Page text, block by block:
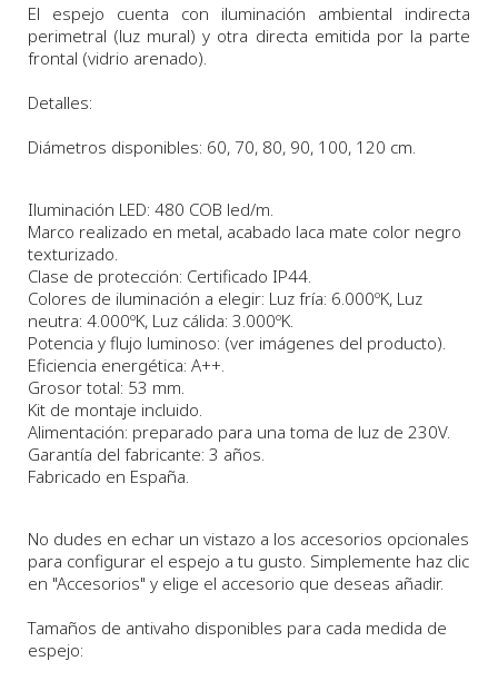
El espejo cuenta con iluminación ambiental indirecta
perimetral (luz mural) y otra directa emitida por la parte
frontal (vidrio arenado).
Detalles:
Diámetros disponibles: 60, 70, 80, 90, 100, 120 cm.
Iluminación LED: 480 COB led/m.
Marco realizado en metal, acabado laca mate color negro
texturizado.
Clase de protección: Certificado IP44.
Colores de iluminación a elegir: Luz fría: 6.000ºK, Luz
neutra: 4.000ºK, Luz cálida: 3.000ºK.
Potencia y flujo luminoso: (ver imágenes del producto).
Eficiencia energética: A++.
Grosor total: 53 mm.
Kit de montaje incluido.
Alimentación: preparado para una toma de luz de 230V.
Garantía del fabricante: 3 años.
Fabricado en España.
No dudes en echar un vistazo a los accesorios opcionales
para configurar el espejo a tu gusto. Simplemente haz clic
en "Accesorios" y elige el accesorio que deseas añadir.
Tamaños de antivaho disponibles para cada medida de
espejo: